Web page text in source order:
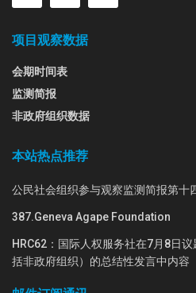
项目观察数据
会期时间表
监测简报
非政府组织数据
本站热点推荐
公民社会组织参与观察监测简报第十
387.Geneva Agape Foundation
HRC62：国际人权服务社在7月8日
括非政府组织）的总结性发言中内容